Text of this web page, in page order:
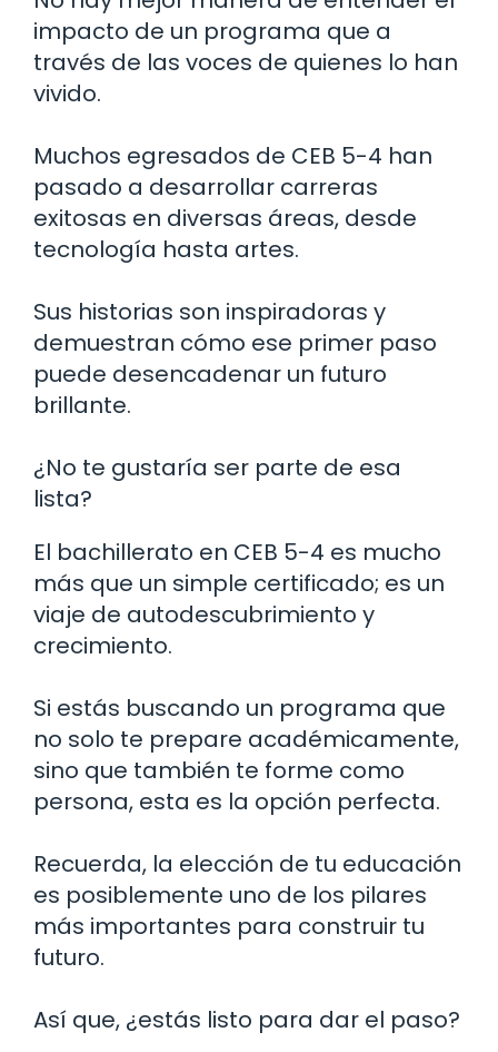
impacto de un programa que a
través de las voces de quienes lo han
vivido.
Muchos egresados de CEB 5-4 han
pasado a desarrollar carreras
exitosas en diversas áreas, desde
tecnología hasta artes.
Sus historias son inspiradoras y
demuestran cómo ese primer paso
puede desencadenar un futuro
brillante.
¿No te gustaría ser parte de esa
lista?
El bachillerato en CEB 5-4 es mucho
más que un simple certificado; es un
viaje de autodescubrimiento y
crecimiento.
Si estás buscando un programa que
no solo te prepare académicamente,
sino que también te forme como
persona, esta es la opción perfecta.
Recuerda, la elección de tu educación
es posiblemente uno de los pilares
más importantes para construir tu
futuro.
Así que, ¿estás listo para dar el paso?